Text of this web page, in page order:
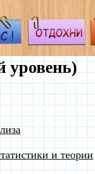
уровень)
и теории